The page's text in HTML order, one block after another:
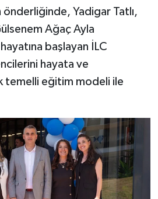
önderliğinde, Yadigar Tatlı,
Ağaç Ayla
başlayan İLC
hayata ve
temelli eğitim modeli ile